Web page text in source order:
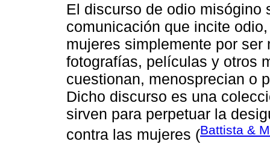
El discurso de odio misógino
comunicación que incite
mujeres simplemente por
fotografías, películas y otros
cuestionan, menosprecian o
Dicho discurso es una
sirven para perpetuar la
contra las mujeres (Battista &